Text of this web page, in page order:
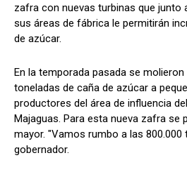
zafra con nuevas turbinas que junto
sus áreas de fábrica le permitirán
de azúcar.
En la temporada pasada se
toneladas de caña de azúcar a
productores del área de influencia
Majaguas. Para esta nueva zafra se
mayor. "Vamos rumbo a las 800.000
gobernador.